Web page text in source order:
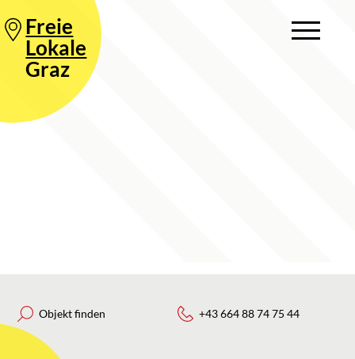
Freie
Lokale
Graz
Objekt finden +43 664 88 74 75 44